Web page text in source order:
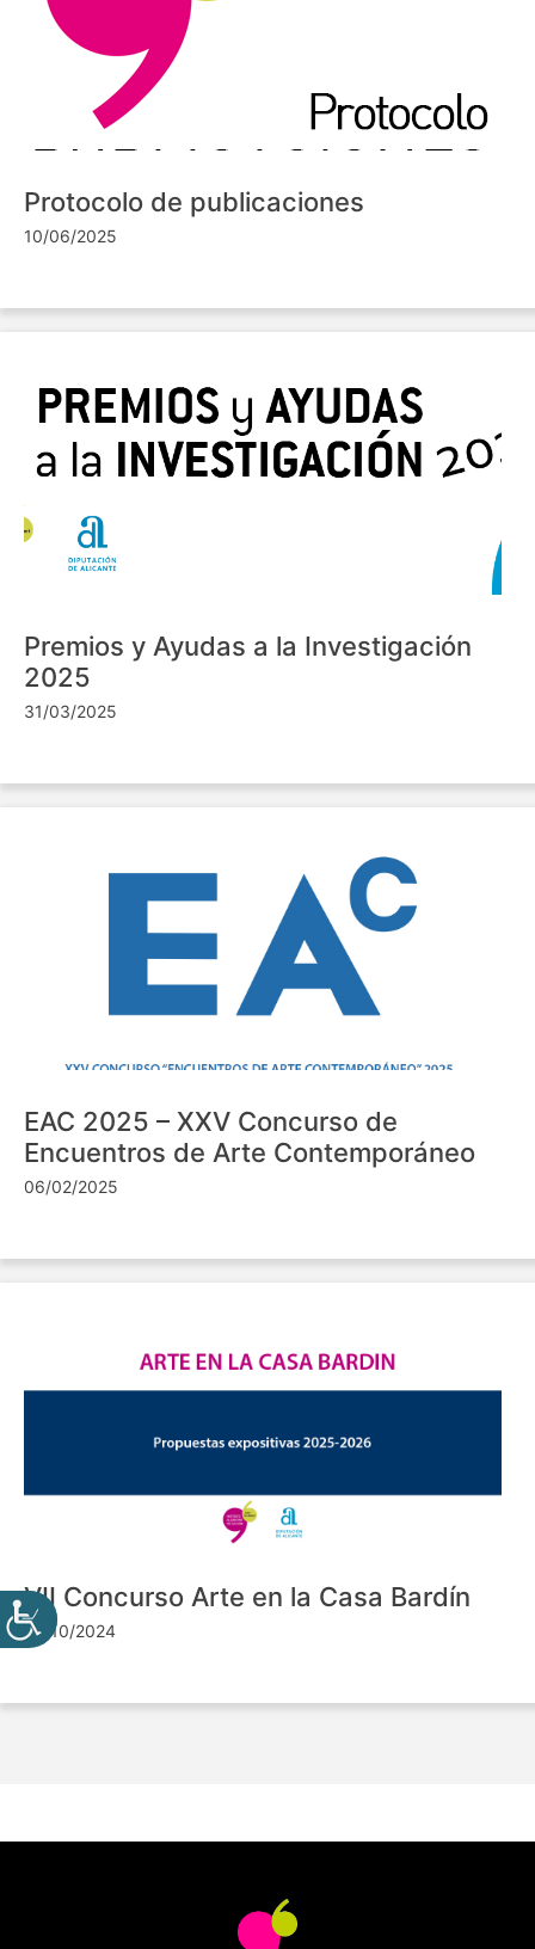
Protocolo de publicaciones
10/06/2025
Premios y Ayudas a la Investigación
2025
31/03/2025
EAC 2025 – XXV Concurso de
Encuentros de Arte Contemporáneo
06/02/2025
VII Concurso Arte en la Casa Bardín
24/10/2024